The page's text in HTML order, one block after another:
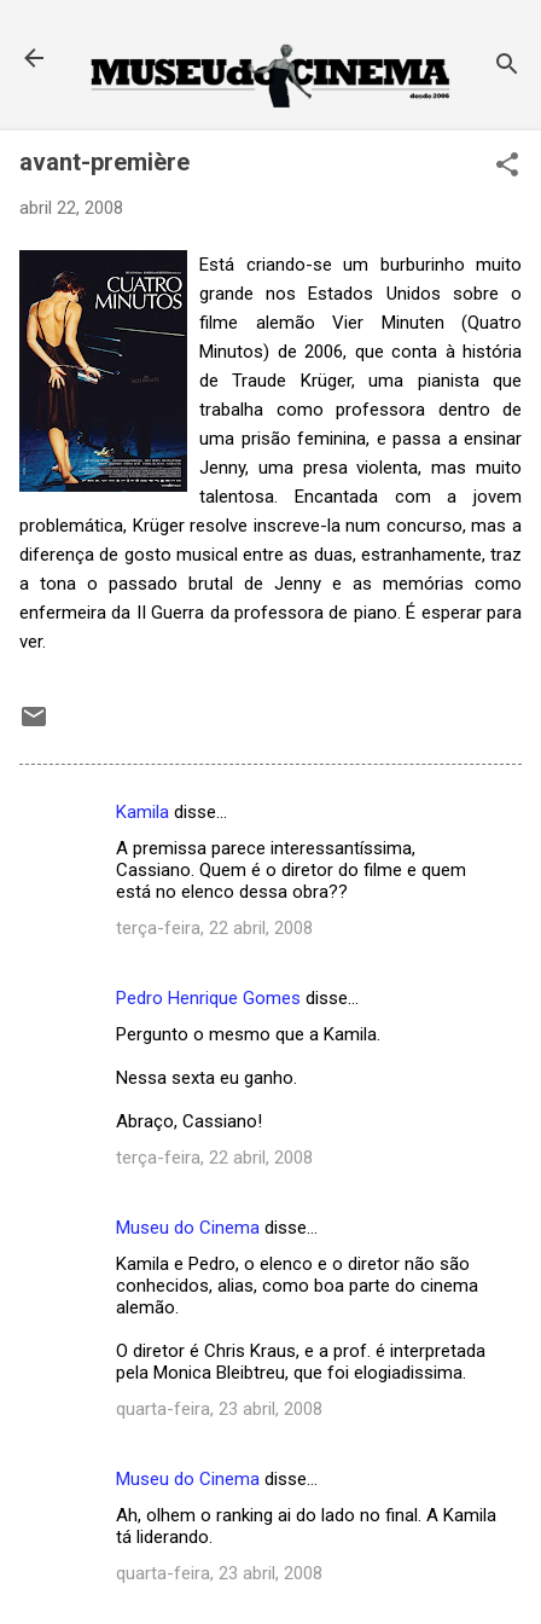
avant-première
abril 22, 2008
Está criando-se um burburinho muito
grande nos Estados Unidos sobre o
filme alemão Vier Minuten (Quatro
Minutos) de 2006, que conta à história
de Traude Krüger, uma pianista que
trabalha como professora dentro de
uma prisão feminina, e passa a ensinar
Jenny, uma presa violenta, mas muito
talentosa. Encantada com a jovem
problemática, Krüger resolve inscreve-la num concurso, mas a
diferença de gosto musical entre as duas, estranhamente, traz
a tona o passado brutal de Jenny e as memórias como
enfermeira da II Guerra da professora de piano. É esperar para
ver.
Kamila disse…
A premissa parece interessantíssima,
Cassiano. Quem é o diretor do filme e quem
está no elenco dessa obra??
terça-feira, 22 abril, 2008
Pedro Henrique Gomes disse…
Pergunto o mesmo que a Kamila.
Nessa sexta eu ganho.
Abraço, Cassiano!
terça-feira, 22 abril, 2008
Museu do Cinema disse…
Kamila e Pedro, o elenco e o diretor não são
conhecidos, alias, como boa parte do cinema
alemão.
O diretor é Chris Kraus, e a prof. é interpretada
pela Monica Bleibtreu, que foi elogiadissima.
quarta-feira, 23 abril, 2008
Museu do Cinema disse…
Ah, olhem o ranking ai do lado no final. A Kamila
tá liderando.
quarta-feira, 23 abril, 2008